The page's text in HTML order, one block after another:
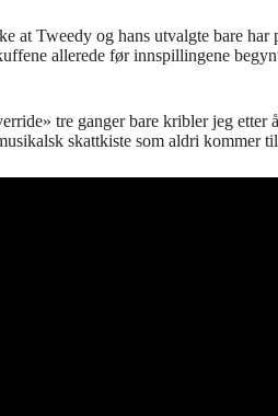
at Tweedy og hans utvalgte bare
allerede før innspillingene
tre ganger bare kribler jeg
skattkiste som aldri kommer